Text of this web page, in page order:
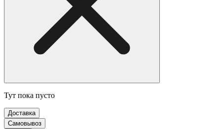
Тут пока пусто
Доставка
Самовывоз